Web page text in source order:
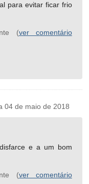
para evitar ficar frio
(ver comentário
de maio de 2018
e a um bom
(ver comentário